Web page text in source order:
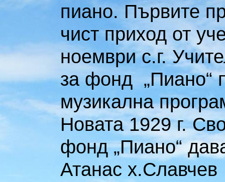
пиано. Първите
чист приход от
ноември с.г.
за фонд „Пиано“
музикална
Новата 1929 г.
фонд „Пиано“
Атанас